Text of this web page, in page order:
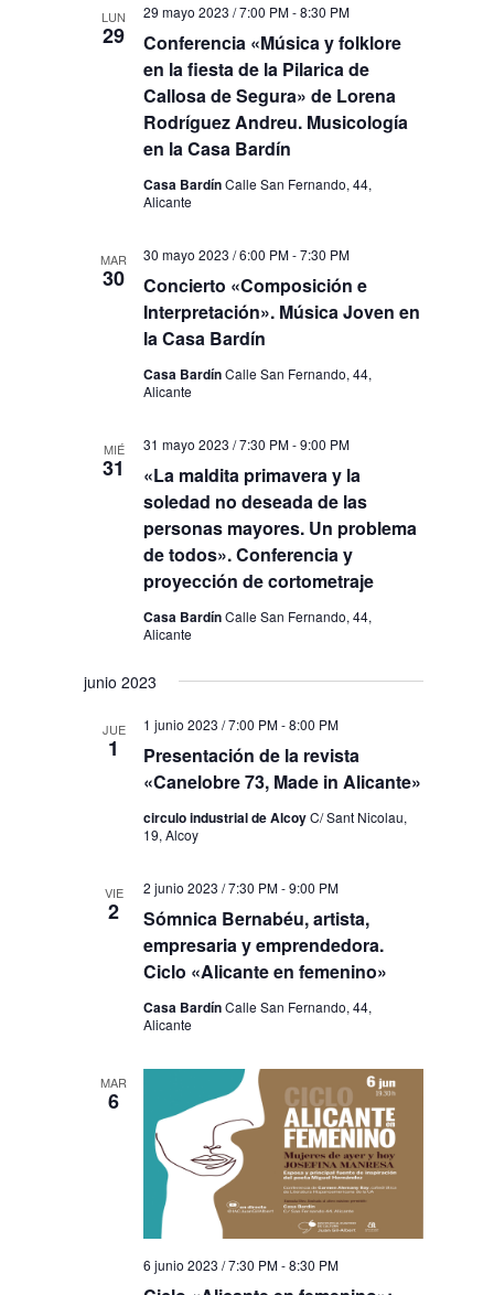
LUN
29
Conferencia «Música y folklore
en la fiesta de la Pilarica de
Callosa de Segura» de Lorena
Rodríguez Andreu. Musicología
en la Casa Bardín
29 mayo 2023 / 7:00 PM-8:30 PM
Casa BardínCalle San Fernando, 44,
Alicante
MAR
30
Concierto «Composición e
Interpretación». Música Joven en
la Casa Bardín
30 mayo 2023 / 6:00 PM-7:30 PM
Casa BardínCalle San Fernando, 44,
Alicante
MIÉ
31
«La maldita primavera y la
soledad no deseada de las
personas mayores. Un problema
de todos». Conferencia y
proyección de cortometraje
31 mayo 2023 / 7:30 PM-9:00 PM
Casa BardínCalle San Fernando, 44,
Alicante
junio 2023
JUE
1
Presentación de la revista
«Canelobre 73, Made in Alicante»
1 junio 2023 / 7:00 PM-8:00 PM
circulo industrial de AlcoyC/ Sant Nicolau,
19, Alcoy
VIE
2
Sómnica Bernabéu, artista,
empresaria y emprendedora.
Ciclo «Alicante en femenino»
2 junio 2023 / 7:30 PM-9:00 PM
Casa BardínCalle San Fernando, 44,
Alicante
MAR
6
6 junio 2023 / 7:30 PM-8:30 PM